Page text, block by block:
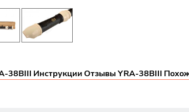
38BIII ИнструкцииОтзывы YRA-38BIII